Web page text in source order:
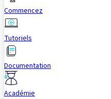
Commencez
Tutoriels
Documentation
Académie